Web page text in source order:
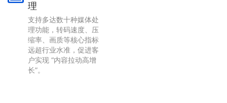
理
支持多达数十种媒体处
理功能，转码速度、压
缩率、画质等核心指标
远超行业水准，促进客
户实现 “内容拉动高增
长”。